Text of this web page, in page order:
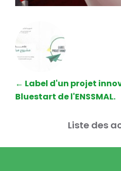
← Label d'un projet
Bluestart de l'ENSSMAL.
Liste des